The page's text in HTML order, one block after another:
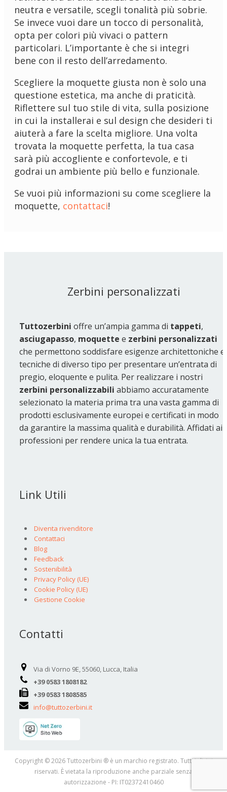
neutra e versatile, scegli tonalità più sobrie.
Se invece vuoi dare un tocco di personalità,
opta per colori più vivaci o pattern
particolari. L’importante è che si integri
bene con il resto dell’arredamento.
Scegliere la moquette giusta non è solo una
questione estetica, ma anche di praticità.
Riflettere sul tuo stile di vita, sulla posizione
in cui la installerai e sul design che desideri ti
aiuterà a fare la scelta migliore. Una volta
trovata la moquette perfetta, la tua casa
sarà più accogliente e confortevole, e ti
godrai un ambiente più bello e funzionale.
Se vuoi più informazioni su come scegliere la
moquette, contattaci!
Zerbini personalizzati
Tuttozerbini offre un’ampia gamma di tappeti,
asciugapasso, moquette e zerbini personalizzati
che permettono soddisfare esigenze architettoniche e
tecniche di diverso tipo per presentare un’entrata di
pregio, eloquente e pulita. Per realizzare i nostri
zerbini personalizzabili abbiamo accuratamente
selezionato la materia prima tra una vasta gamma di
prodotti esclusivamente europei e certificati in modo
da garantire la massima qualità e durabilità. Affidati ai
professioni per rendere unica la tua entrata.
Link Utili
Diventa rivenditore
Contattaci
Blog
Feedback
Sostenibilità
Privacy Policy (UE)
Cookie Policy (UE)
Gestione Cookie
Contatti
Via di Vorno 9E, 55060, Lucca, Italia
+39 0583 1808182
+39 0583 1808585
info@tuttozerbini.it
Copyright © 2026 Tuttozerbini ® è un marchio registrato. Tutti i diritti
riservati. È vietata la riproduzione anche parziale senza
autorizzazione - PI: IT02372410460